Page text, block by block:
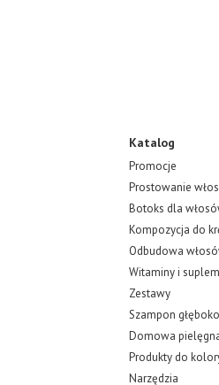
Katalog
Promocje
Prostowanie
Botoks dla
Kompozycja do
Odbudowa
Witaminy i
Zestawy
Szampon
Domowa
Produkty do
Narzędzia